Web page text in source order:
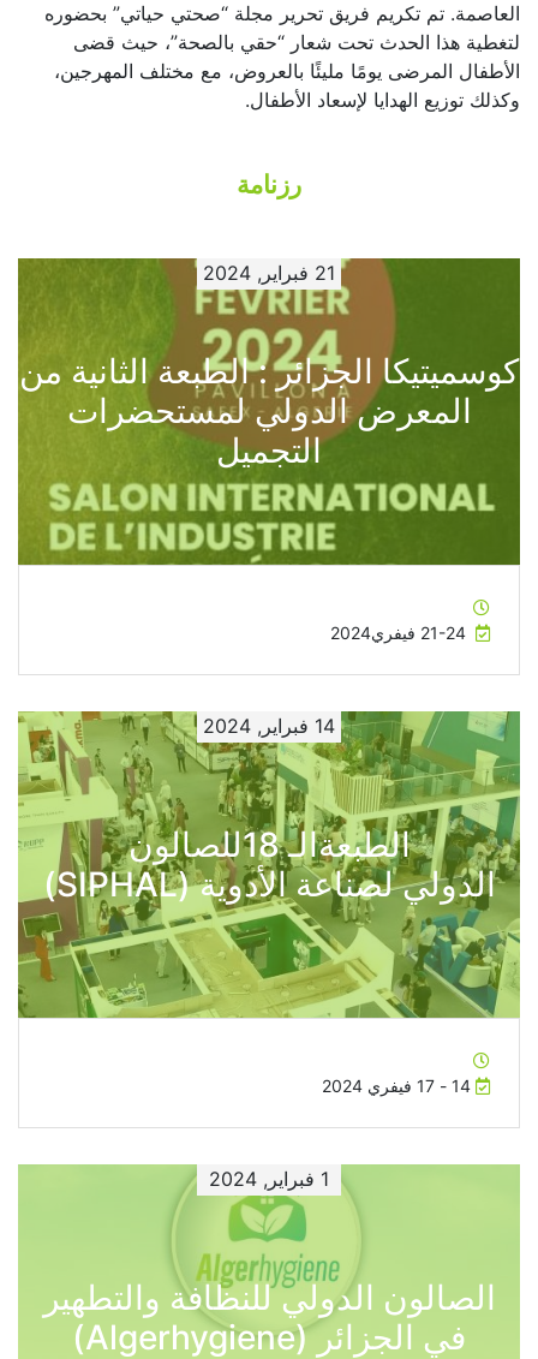
العاصمة. تم تكريم فريق تحرير مجلة “صحتي حياتي” بحضوره
لتغطية هذا الحدث تحت شعار “حقي بالصحة”، حيث قضى
الأطفال المرضى يومًا مليئًا بالعروض، مع مختلف المهرجين،
وكذلك توزيع الهدايا لإسعاد الأطفال.
رزنامة
21 فبراير, 2024
كوسميتيكا الجزائر : الطبعة الثانية من
المعرض الدولي لمستحضرات
التجميل
14 فبراير, 2024
الطبعةالـ 18للصالون
الدولي لصناعة الأدوية (SIPHAL)
14 - 17 فيفري 2024
1 فبراير, 2024
الصالون الدولي للنظافة والتطهير
في الجزائر (Algerhygiene)